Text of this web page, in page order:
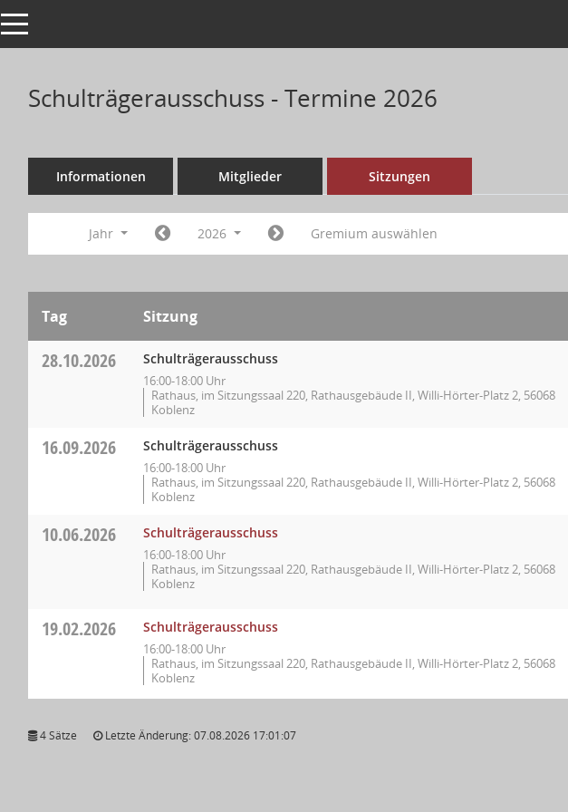
Toggle navigation
Schulträgerausschuss - Termine 2026
Informationen Mitglieder Sitzungen
Jahr 2026 Gremium auswählen
Tag Sitzung
28.10.2026 Schulträgerausschuss
16:00-18:00 Uhr
Rathaus, im Sitzungssaal 220, Rathausgebäude II, Willi-Hörter-Platz 2, 56068
Koblenz
16.09.2026 Schulträgerausschuss
16:00-18:00 Uhr
Rathaus, im Sitzungssaal 220, Rathausgebäude II, Willi-Hörter-Platz 2, 56068
Koblenz
10.06.2026 Schulträgerausschuss
16:00-18:00 Uhr
Rathaus, im Sitzungssaal 220, Rathausgebäude II, Willi-Hörter-Platz 2, 56068
Koblenz
19.02.2026 Schulträgerausschuss
16:00-18:00 Uhr
Rathaus, im Sitzungssaal 220, Rathausgebäude II, Willi-Hörter-Platz 2, 56068
Koblenz
4 Sätze Letzte Änderung: 07.08.2026 17:01:07